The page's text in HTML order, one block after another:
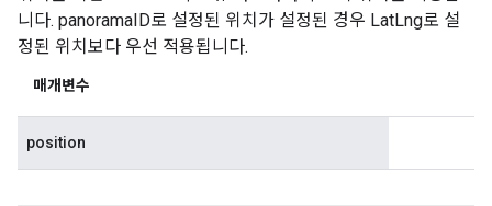
니다. panoramaID로 설정된 위치가 설정된 경우 LatLng로 설
정된 위치보다 우선 적용됩니다.
매개변수
position